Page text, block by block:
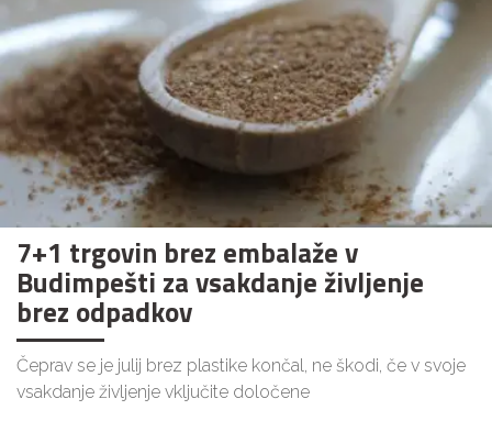
7+1 trgovin brez embalaže v
Budimpešti za vsakdanje življenje
brez odpadkov
Čeprav se je julij brez plastike končal, ne škodi, če v svoje
vsakdanje življenje vključite določene